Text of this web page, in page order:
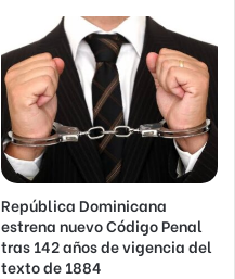
República Dominicana
estrena nuevo Código Penal
tras 142 años de vigencia del
texto de 1884